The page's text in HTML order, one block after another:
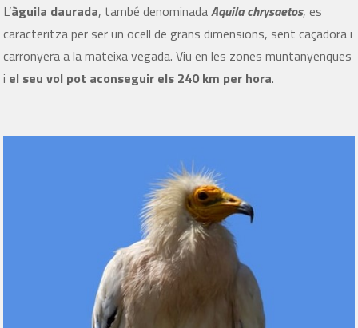
L’àguila daurada, també denominadaAquila chrysaetos, es
caracteritza per ser un ocell de grans dimensions, sent caçadora i
carronyera a la mateixa vegada. Viu en les zones muntanyenques
i el seu vol pot aconseguir els 240 km per hora.